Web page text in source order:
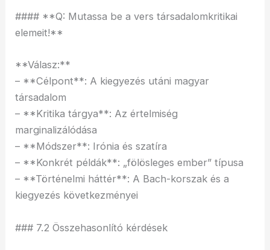
#### **Q: Mutassa be a vers társadalomkritikai
elemeit!**
**Válasz:**
– **Célpont**: A kiegyezés utáni magyar
társadalom
– **Kritika tárgya**: Az értelmiség
marginalizálódása
– **Módszer**: Irónia és szatíra
– **Konkrét példák**: „fölösleges ember” típusa
– **Történelmi háttér**: A Bach-korszak és a
kiegyezés következményei
### 7.2 Összehasonlító kérdések